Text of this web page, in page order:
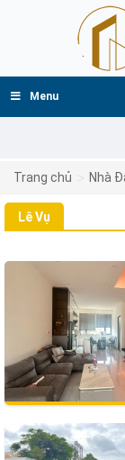
Menu
Trang chủ Nhà
Lê Vụ